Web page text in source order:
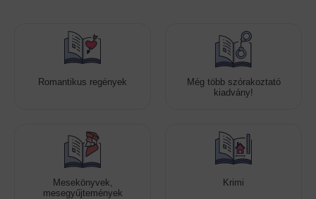
Romantikus regények
Még több szórakoztató
kiadvány!
Mesekönyvek,
mesegyűjtemények
Krimi